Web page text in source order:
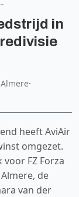
in
·
heeft AviAir
omgezet.
FZ Forza
de
van der